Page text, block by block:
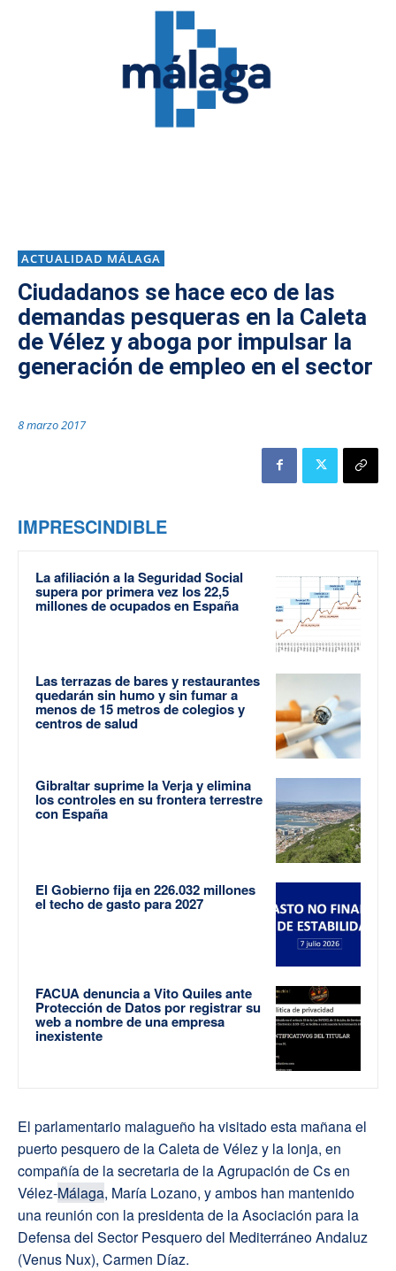
ACTUALIDAD MÁLAGA
Ciudadanos se hace eco de las
demandas pesqueras en la Caleta
de Vélez y aboga por impulsar la
generación de empleo en el sector
8 marzo 2017
IMPRESCINDIBLE
La afiliación a la Seguridad Social
supera por primera vez los 22,5
millones de ocupados en España
Las terrazas de bares y restaurantes
quedarán sin humo y sin fumar a
menos de 15 metros de colegios y
centros de salud
Gibraltar suprime la Verja y elimina
los controles en su frontera terrestre
con España
El Gobierno fija en 226.032 millones
el techo de gasto para 2027
FACUA denuncia a Vito Quiles ante
Protección de Datos por registrar su
web a nombre de una empresa
inexistente
El parlamentario malagueño ha visitado esta mañana el
puerto pesquero de la Caleta de Vélez y la lonja, en
compañía de la secretaria de la Agrupación de Cs en
Vélez-Málaga, María Lozano, y ambos han mantenido
una reunión con la presidenta de la Asociación para la
Defensa del Sector Pesquero del Mediterráneo Andaluz
(Venus Nux), Carmen Díaz.